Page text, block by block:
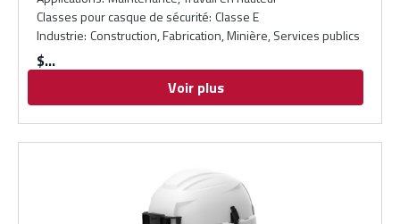
Classes pour casque de sécurité: Classe E
Industrie: Construction, Fabrication, Minière, Services publics
$
Voir plus